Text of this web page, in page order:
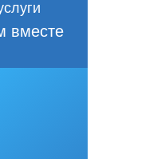
вместе